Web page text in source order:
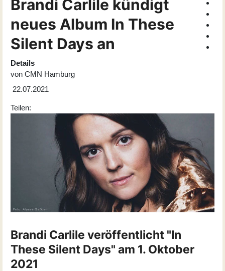
Brandi Carlile kündigt
neues Album In These
Silent Days an
Details
von CMN Hamburg
22.07.2021
Teilen:
Brandi Carlile veröffentlicht "In
These Silent Days" am 1. Oktober
2021